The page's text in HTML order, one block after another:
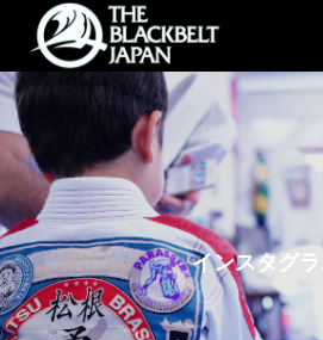
インスタグラ